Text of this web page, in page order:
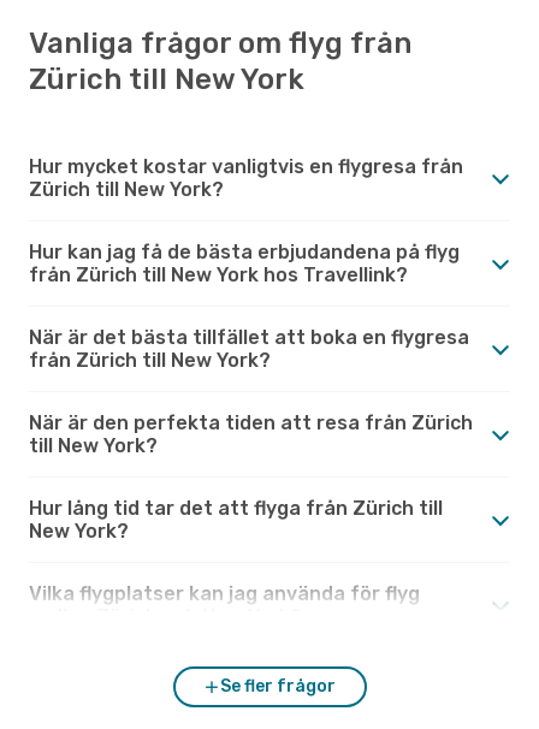
Vanliga frågor om flyg från
Zürich till New York
Hur mycket kostar vanligtvis en flygresa från
Zürich till New York?
Hur kan jag få de bästa erbjudandena på flyg
från Zürich till New York hos Travellink?
När är det bästa tillfället att boka en flygresa
från Zürich till New York?
När är den perfekta tiden att resa från Zürich
till New York?
Hur lång tid tar det att flyga från Zürich till
New York?
Vilka flygplatser kan jag använda för flyg
Se fler frågor